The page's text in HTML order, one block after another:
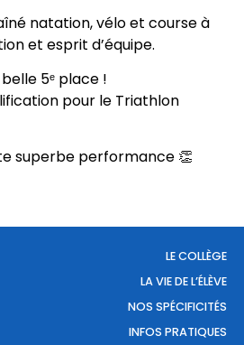
natation, vélo et course à
et esprit d’équipe.
5ᵉ place !
pour le Triathlon
superbe performance 👏
LE COLLÈGE
LA VIE DE L’ÉLÈVE
NOS SPÉCIFICITÉS
INFOS PRATIQUES